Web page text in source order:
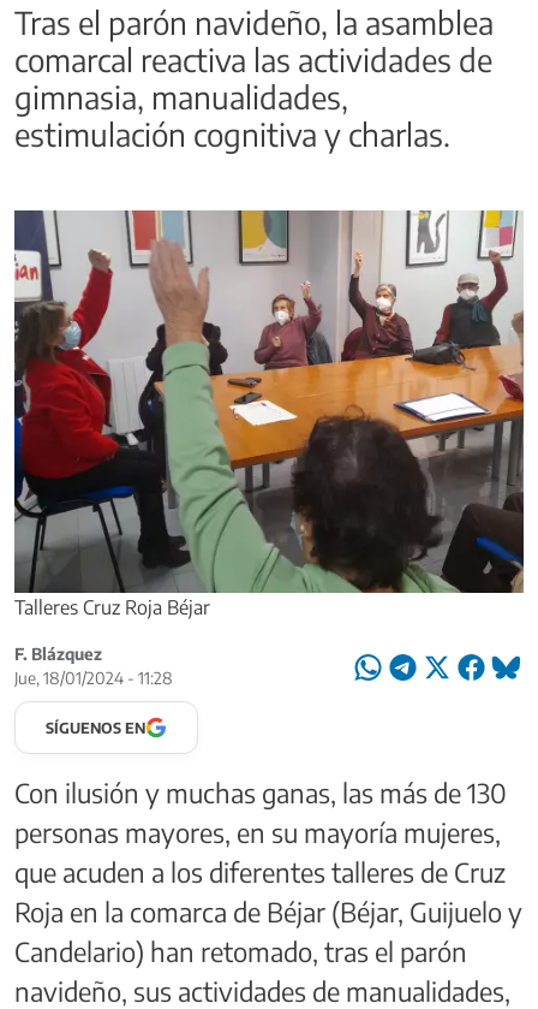
Tras el parón navideño, la asamblea
comarcal reactiva las actividades de
gimnasia, manualidades,
estimulación cognitiva y charlas.
Talleres Cruz Roja Béjar
F. Blázquez
Jue, 18/01/2024 - 11:28
SÍGUENOS EN
Con ilusión y muchas ganas, las más de 130
personas mayores, en su mayoría mujeres,
que acuden a los diferentes talleres de Cruz
Roja en la comarca de Béjar (Béjar, Guijuelo y
Candelario) han retomado, tras el parón
navideño, sus actividades de manualidades,